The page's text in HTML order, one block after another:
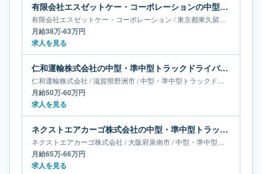
有限会社エスゼットケー・コーポレーションの中型・準中型トラックドライバー求人｜東京都東久留米市｜月給38万-63万円
有限会社エスゼットケー・コーポレーション /東京都東久留米市
月給38万-63万円
求人を見る
仁和運輸株式会社の中型・準中型トラックドライバー求人｜滋賀県野洲市｜月給50万-60万円
仁和運輸株式会社 /滋賀県野洲市/中型・準中型トラックドライバー
月給50万-60万円
求人を見る
ネクストエアカーゴ株式会社の中型・準中型トラックドライバー求人｜大阪府泉南市｜月給65万-66万円
ネクストエアカーゴ株式会社 /大阪府泉南市/中型・準中型トラックドライバー
月給65万-66万円
求人を見る